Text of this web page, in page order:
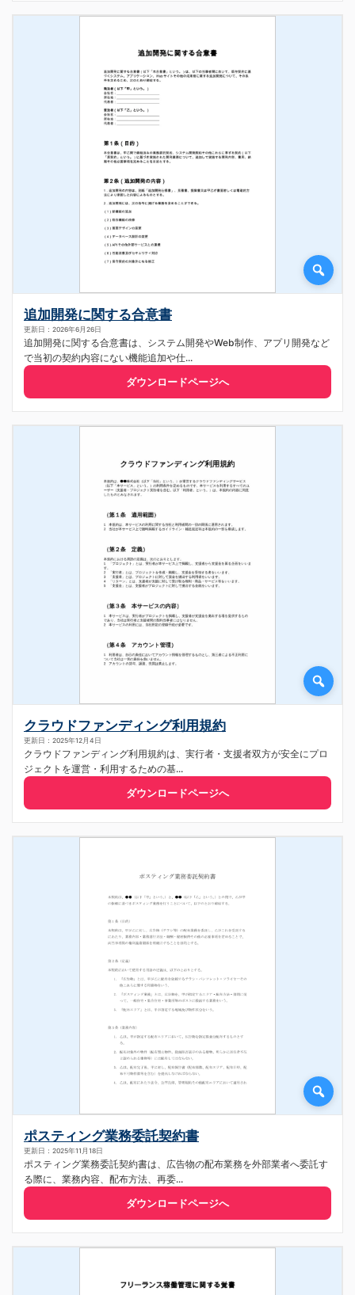
追加開発に関する合意書
更新日：2026年6月26日
追加開発に関する合意書は、システム開発やWeb制作、アプリ開発など
で当初の契約内容にない機能追加や仕...
ダウンロードページへ
クラウドファンディング利用規約
更新日：2025年12月4日
クラウドファンディング利用規約は、実行者・支援者双方が安全にプロ
ジェクトを運営・利用するための基...
ダウンロードページへ
ポスティング業務委託契約書
更新日：2025年11月18日
ポスティング業務委託契約書は、広告物の配布業務を外部業者へ委託す
る際に、業務内容、配布方法、再委...
ダウンロードページへ